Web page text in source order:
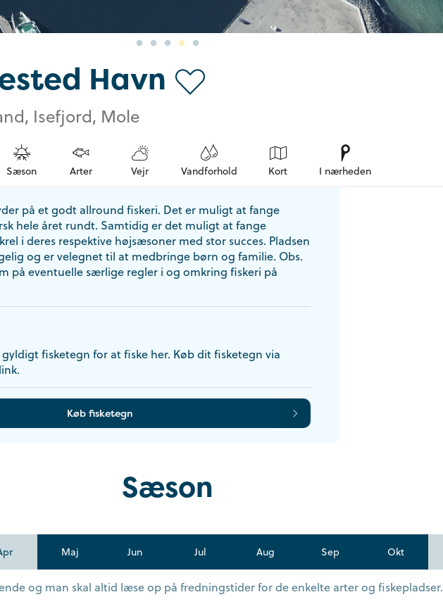
Havn
Isefjord, Mole
Sæson Arter Vejr Vandforhold Kort I nærheden
på et godt allround fiskeri. Det er muligt at fange
hele året rundt. Samtidig er det muligt at fange
i deres respektive højsæsoner med stor succes. Pladsen
og er velegnet til at medbringe børn og familie. Obs.
på eventuelle særlige regler i og omkring fiskeri på
gyldigt fisketegn for at fiske her. Køb dit fisketegn via
Køb fisketegn
Sæson
Maj Jun Jul Aug Sep Okt
og man skal altid læse op på fredningstider for de enkelte arter og fiskepladser.